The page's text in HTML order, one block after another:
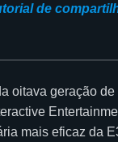
de
oitava geração
mais eficaz da